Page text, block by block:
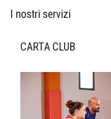
I nostri servizi
CARTA CLUB